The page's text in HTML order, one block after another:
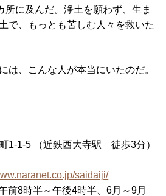
所に及んだ。浄土を願わず、生ま
で、もっとも苦しむ人々を救いた
、こんな人が本当にいたのだ。
1-1-5 （近鉄西大寺駅 徒歩3分）
saidaiji/
前8時半～午後4時半、6月～9月